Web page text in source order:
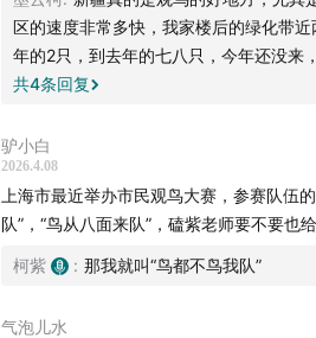
区的速度非常多快，我家楼后的绿化带
年的2只，到去年的七八只，今年还没来
共4条回复
驴小白
2026.4.08
上海市最近举办市民观鸟大赛，参赛队伍
队”，“鸟从八面来队”，磕紫老师要不要也
柯紫 : 那我就叫“鸟都不鸟我队”
气泡儿水